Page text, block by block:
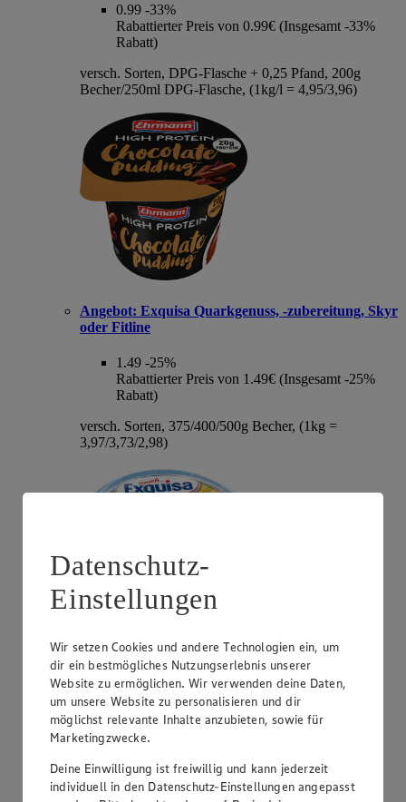
0.99 -33%
Rabattierter Preis von 0.99€ (Insgesamt -33%
Rabatt)
versch. Sorten, DPG-Flasche + 0,25 Pfand, 200g
Becher/250ml DPG-Flasche, (1kg/l = 4,95/3,96)
Angebot: Exquisa Quarkgenuss, -zubereitung, Skyr
oder Fitline
1.49 -25%
Rabattierter Preis von 1.49€ (Insgesamt -25%
Rabatt)
versch. Sorten, 375/400/500g Becher, (1kg =
3,97/3,73/2,98)
Angebot:Hochland Patros
1.79 -40%
Rabattierter Preis von 1.79€ (Insgesamt -40%
Rabatt)
griech. Weißkäse, versch. Sorten und Fettstufen,
140/150/180g Packung, (1kg = 12,79/11,93/9,94)
Datenschutz-
Einstellungen
Wir setzen Cookies und andere Technologien ein, um
dir ein bestmögliches Nutzungserlebnis unserer
Website zu ermöglichen. Wir verwenden deine Daten,
um unsere Website zu personalisieren und dir
möglichst relevante Inhalte anzubieten, sowie für
Marketingzwecke.
Deine Einwilligung ist freiwillig und kann jederzeit
individuell in den Datenschutz-Einstellungen angepasst